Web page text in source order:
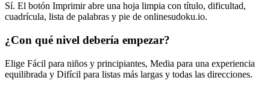
Sí. El botón Imprimir abre una hoja limpia con título, dificultad,
cuadrícula, lista de palabras y pie de onlinesudoku.io.
¿Con qué nivel debería empezar?
Elige Fácil para niños y principiantes, Media para una experiencia
equilibrada y Difícil para listas más largas y todas las direcciones.